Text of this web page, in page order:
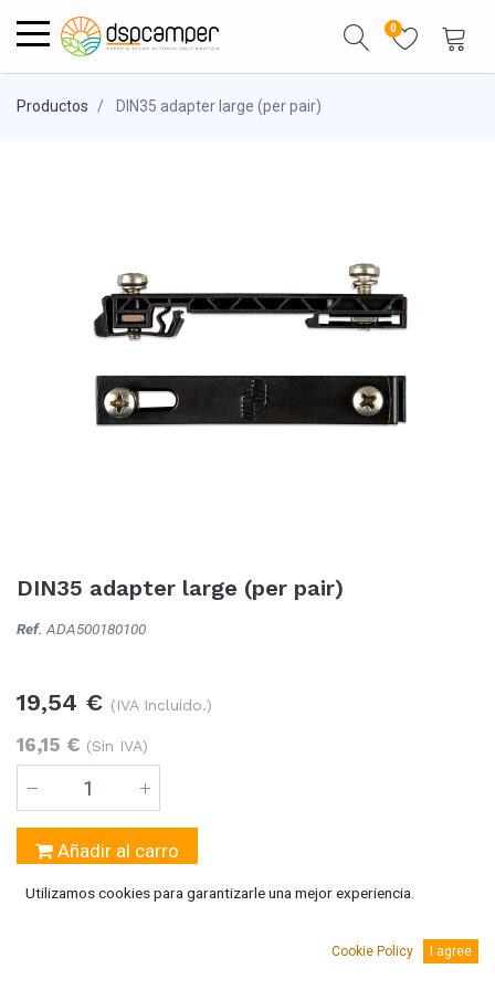
0
Productos DIN35 adapter large (per pair)
DIN35 adapter large (per pair)
Ref. ADA500180100
19,54 € (IVA Incluido.)
16,15 € (Sin IVA)
Añadir al carro
Temporalmente sin existencias
Se puede solicitar bajo pedido 5-10 días laborables
Utilizamos cookies para garantizarle una mejor experiencia.
Cookie Policy I agree